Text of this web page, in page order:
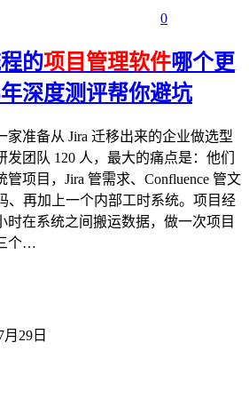
0
的项目管理软件哪个更
深度测评帮你避坑
家准备从 Jira 迁移出来的企业做选型
团队 120 人，最大的痛点是：他们
管项目，Jira 管需求、Confluence 管文
、再加上一个内部工时系统。项目经
时在系统之间搬运数据，做一次项目
个…
月29日